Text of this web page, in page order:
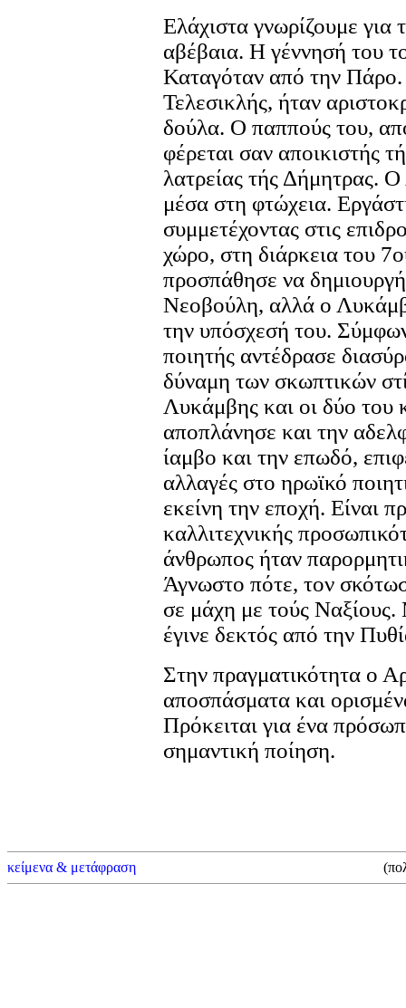
Ελάχιστα γνωρίζουμε για
αβέβαια. Η γέννησή του
Καταγόταν από την
Τελεσικλής, ήταν
δούλα. Ο παππούς του,
φέρεται σαν αποικιστής
λατρείας τής Δήμητρας.
μέσα στη φτώχεια.
συμμετέχοντας στις
χώρο, στη διάρκεια του
προσπάθησε να
Νεοβούλη, αλλά ο
την υπόσχεσή του.
ποιητής αντέδρασε
δύναμη των σκωπτικών
Λυκάμβης και οι δύο του
αποπλάνησε και την
ίαμβο και την επωδό,
αλλαγές στο ηρωϊκό
εκείνη την εποχή. Είναι
καλλιτεχνικής
άνθρωπος ήταν
Άγνωστο πότε, τον
σε μάχη με τούς Ναξίους.
έγινε δεκτός από την
Στην πραγματικότητα ο
αποσπάσματα και
Πρόκειται για ένα
σημαντική ποίηση.
κείμενα & μετάφραση